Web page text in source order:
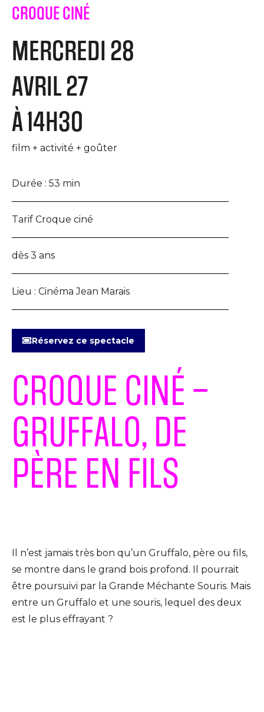
CROQUE CINÉ
MERCREDI 28
AVRIL 27
À 14H30
film + activité + goûter
Durée : 53 min
Tarif Croque ciné
dès 3 ans
Lieu : Cinéma Jean Marais
Réservez ce spectacle
CROQUE CINÉ –
GRUFFALO, DE
PÈRE EN FILS
Il n’est jamais très bon qu’un Gruffalo, père ou fils,
se montre dans le grand bois profond. Il pourrait
être poursuivi par la Grande Méchante Souris. Mais
entre un Gruffalo et une souris, lequel des deux
est le plus effrayant ?